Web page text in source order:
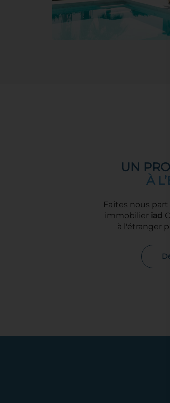
UN
À
Faites nous
immobilier iad
à l'étranger